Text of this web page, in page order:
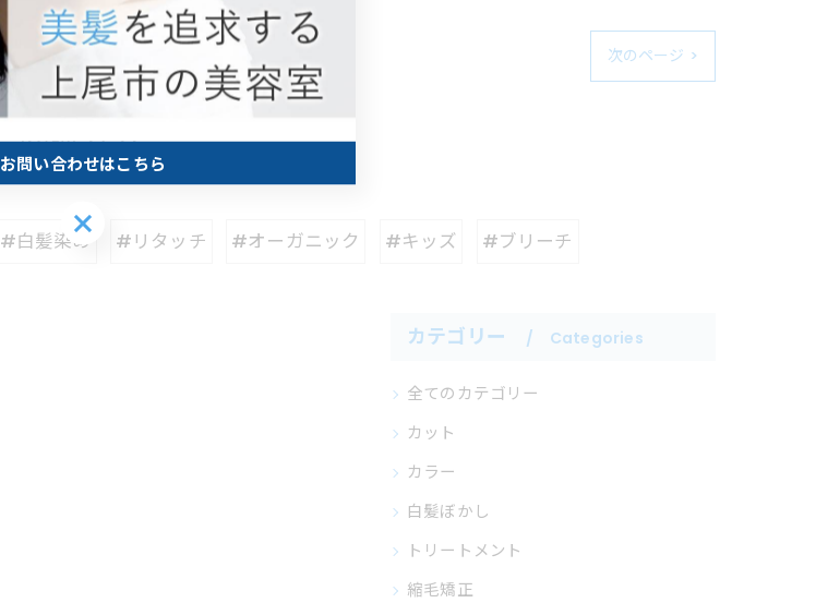
次のページ >
関連タグ
#白髪染め #リタッチ #オーガニック #キッズ #ブリーチ
カテゴリー Categories
全てのカテゴリー
カット
カラー
白髪ぼかし
トリートメント
縮毛矯正
お問い合わせはこちら
お問い合わせはこちら